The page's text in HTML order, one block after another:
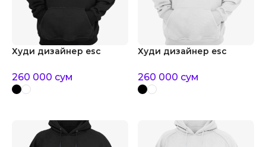
Худи дизайнер esc
260 000 сум
Худи дизайнер esc
260 000 сум